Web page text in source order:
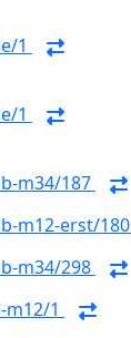
1
1
m34/187
m12-erst/180
m34/298
m12/1